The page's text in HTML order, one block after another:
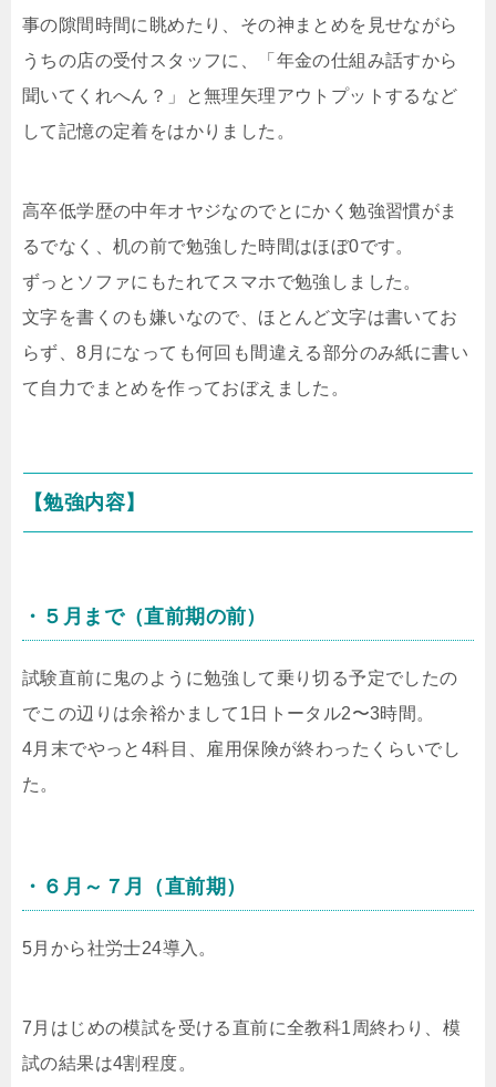
事の隙間時間に眺めたり、その神まとめを見せながら
うちの店の受付スタッフに、「年金の仕組み話すから
聞いてくれへん？」と無理矢理アウトプットするなど
して記憶の定着をはかりました。
高卒低学歴の中年オヤジなのでとにかく勉強習慣がま
るでなく、机の前で勉強した時間はほぼ0です。
ずっとソファにもたれてスマホで勉強しました。
文字を書くのも嫌いなので、ほとんど文字は書いてお
らず、8月になっても何回も間違える部分のみ紙に書い
て自力でまとめを作っておぼえました。
【勉強内容】
・５月まで（直前期の前）
試験直前に鬼のように勉強して乗り切る予定でしたの
でこの辺りは余裕かまして1日トータル2〜3時間。
4月末でやっと4科目、雇用保険が終わったくらいでし
た。
・６月～７月（直前期）
5月から社労士24導入。
7月はじめの模試を受ける直前に全教科1周終わり、模
試の結果は4割程度。